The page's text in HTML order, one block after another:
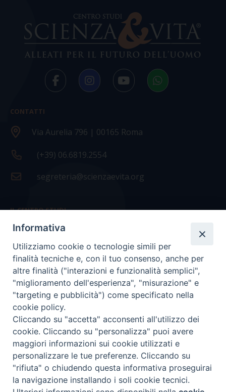
CONTATTI
Via Aurelia 796 | 00165 Roma
(+39) 06.6819.2554
segreteria@scienzaevita.org
IL CENTRO STUDI
La nostra storia
Statuto
Presidenza e ufficio presidenza
Consiglio scientifico
Coordinamento nazionale
COPYRIGHT Scienza & Vita - C.F96600690588- Tutti i
diritti -Privacy- Credits
Informativa
Utilizziamo cookie o tecnologie simili per
finalità tecniche e, con il tuo consenso, anche per
altre finalità ("interazioni e funzionalità semplici",
"miglioramento dell'esperienza", "misurazione" e
"targeting e pubblicità") come specificato nella
cookie policy.
Cliccando su "accetta" acconsenti all'utilizzo dei
cookie. Cliccando su "personalizza" puoi avere
maggiori informazioni sui cookie utilizzati e
personalizzare le tue preferenze. Cliccando su
"rifiuta" o chiudendo questa informativa proseguirai
la navigazione installando i soli cookie tecnici.